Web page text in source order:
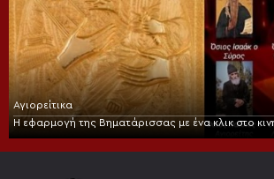
Αγιορείτικα
Η εφαρμογή της Βηματάρισσας με ένα κλικ στο